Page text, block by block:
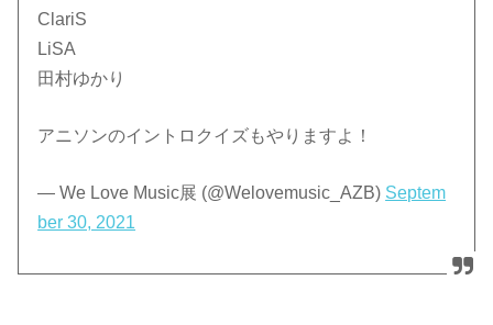
ClariS
LiSA
田村ゆかり
アニソンのイントロクイズもやりますよ！
— We Love Music展 (@Welovemusic_AZB) Septem
ber 30, 2021